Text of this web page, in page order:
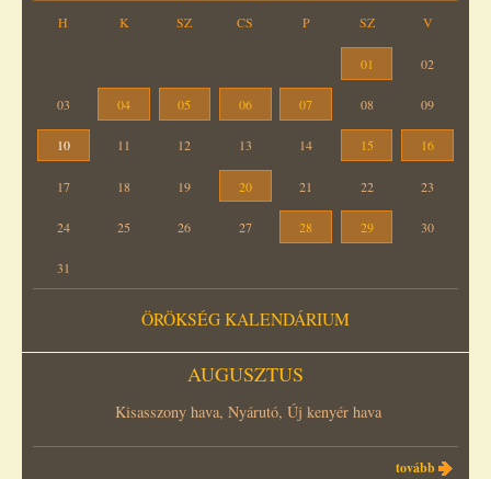
H K SZ CS P SZ V
01 02
03 04 05 06 07 08 09
10 11 12 13 14 15 16
17 18 19 20 21 22 23
24 25 26 27 28 29 30
31
ÖRÖKSÉG KALENDÁRIUM
AUGUSZTUS
Kisasszony hava, Nyárutó, Új kenyér hava
tovább